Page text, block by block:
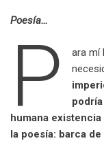
Poesía…
P
ara mí
humana
la poesía: barca